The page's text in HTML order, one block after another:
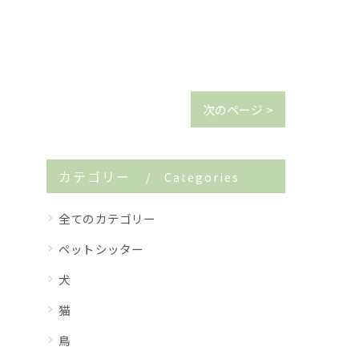
次のページ >
カテゴリー Categories
全てのカテゴリー
ペットシッター
犬
猫
鳥